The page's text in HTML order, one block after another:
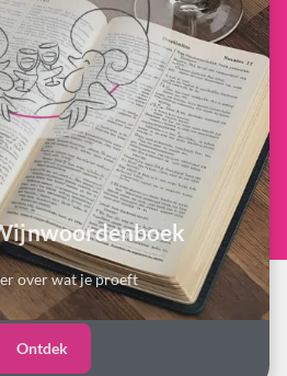
over wat je proeft
Ontdek